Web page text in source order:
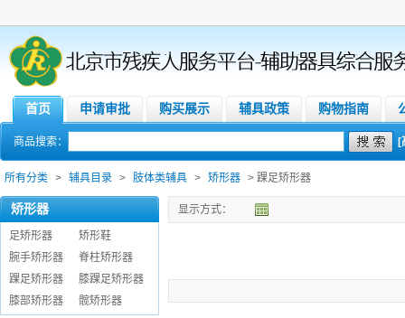
首页 申请审批 购买展示 辅具政策 购物指南
商品搜索： [
所有分类 > 辅具目录 > 肢体类辅具 > 矫形器 > 踝足矫形器
矫形器
足矫形器
矫形鞋
腕手矫形器
脊柱矫形器
踝足矫形器
膝踝足矫形器
膝部矫形器
髋矫形器
显示方式：